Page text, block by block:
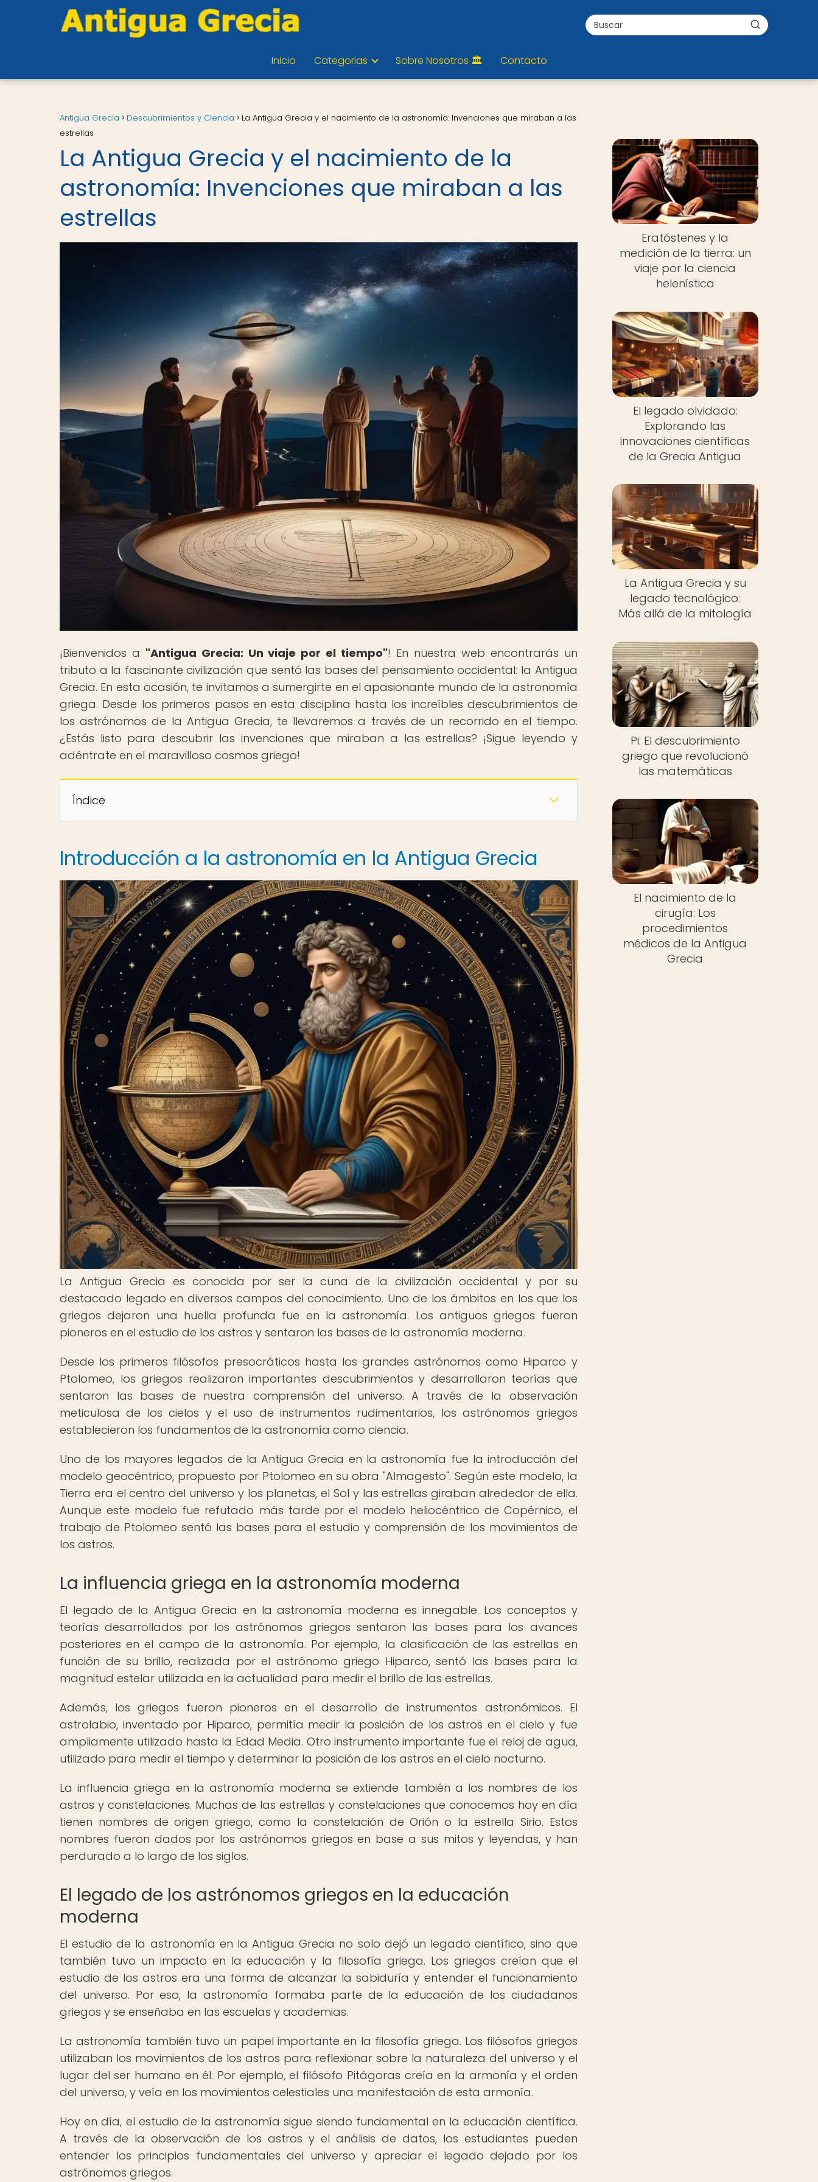
Inicio Categorias Sobre Nosotros 🏛️ Contacto
Antigua Grecia Descubrimientos y Ciencia
La Antigua Grecia y el nacimiento de la astronomía: Invenciones que miraban a las
estrellas
La Antigua Grecia y el nacimiento de la
astronomía: Invenciones que miraban a las
estrellas
¡Bienvenidos a "Antigua Grecia: Un viaje por el tiempo"! En nuestra web encontrarás un
tributo a la fascinante civilización que sentó las bases del pensamiento occidental: la Antigua
Grecia. En esta ocasión, te invitamos a sumergirte en el apasionante mundo de la astronomía
griega. Desde los primeros pasos en esta disciplina hasta los increíbles descubrimientos de
los astrónomos de la Antigua Grecia, te llevaremos a través de un recorrido en el tiempo.
¿Estás listo para descubrir las invenciones que miraban a las estrellas? ¡Sigue leyendo y
adéntrate en el maravilloso cosmos griego!
Índice
Introducción a la astronomía en la Antigua Grecia
La Antigua Grecia es conocida por ser la cuna de la civilización occidental y por su
destacado legado en diversos campos del conocimiento. Uno de los ámbitos en los que los
griegos dejaron una huella profunda fue en la astronomía. Los antiguos griegos fueron
pioneros en el estudio de los astros y sentaron las bases de la astronomía moderna.
Desde los primeros filósofos presocráticos hasta los grandes astrónomos como Hiparco y
Ptolomeo, los griegos realizaron importantes descubrimientos y desarrollaron teorías que
sentaron las bases de nuestra comprensión del universo. A través de la observación
meticulosa de los cielos y el uso de instrumentos rudimentarios, los astrónomos griegos
establecieron los fundamentos de la astronomía como ciencia.
Uno de los mayores legados de la Antigua Grecia en la astronomía fue la introducción del
modelo geocéntrico, propuesto por Ptolomeo en su obra "Almagesto". Según este modelo, la
Tierra era el centro del universo y los planetas, el Sol y las estrellas giraban alrededor de ella.
Aunque este modelo fue refutado más tarde por el modelo heliocéntrico de Copérnico, el
trabajo de Ptolomeo sentó las bases para el estudio y comprensión de los movimientos de
los astros.
La influencia griega en la astronomía moderna
El legado de la Antigua Grecia en la astronomía moderna es innegable. Los conceptos y
teorías desarrollados por los astrónomos griegos sentaron las bases para los avances
posteriores en el campo de la astronomía. Por ejemplo, la clasificación de las estrellas en
función de su brillo, realizada por el astrónomo griego Hiparco, sentó las bases para la
magnitud estelar utilizada en la actualidad para medir el brillo de las estrellas.
Además, los griegos fueron pioneros en el desarrollo de instrumentos astronómicos. El
astrolabio, inventado por Hiparco, permitía medir la posición de los astros en el cielo y fue
ampliamente utilizado hasta la Edad Media. Otro instrumento importante fue el reloj de agua,
utilizado para medir el tiempo y determinar la posición de los astros en el cielo nocturno.
La influencia griega en la astronomía moderna se extiende también a los nombres de los
astros y constelaciones. Muchas de las estrellas y constelaciones que conocemos hoy en día
tienen nombres de origen griego, como la constelación de Orión o la estrella Sirio. Estos
nombres fueron dados por los astrónomos griegos en base a sus mitos y leyendas, y han
perdurado a lo largo de los siglos.
El legado de los astrónomos griegos en la educación
moderna
El estudio de la astronomía en la Antigua Grecia no solo dejó un legado científico, sino que
también tuvo un impacto en la educación y la filosofía griega. Los griegos creían que el
estudio de los astros era una forma de alcanzar la sabiduría y entender el funcionamiento
del universo. Por eso, la astronomía formaba parte de la educación de los ciudadanos
griegos y se enseñaba en las escuelas y academias.
La astronomía también tuvo un papel importante en la filosofía griega. Los filósofos griegos
utilizaban los movimientos de los astros para reflexionar sobre la naturaleza del universo y el
lugar del ser humano en él. Por ejemplo, el filósofo Pitágoras creía en la armonía y el orden
del universo, y veía en los movimientos celestiales una manifestación de esta armonía.
Hoy en día, el estudio de la astronomía sigue siendo fundamental en la educación científica.
A través de la observación de los astros y el análisis de datos, los estudiantes pueden
entender los principios fundamentales del universo y apreciar el legado dejado por los
astrónomos griegos.
Eratóstenes y la
medición de la tierra: un
viaje por la ciencia
helenística
El legado olvidado:
Explorando las
innovaciones científicas
de la Grecia Antigua
La Antigua Grecia y su
legado tecnológico:
Más allá de la mitología
Pi: El descubrimiento
griego que revolucionó
las matemáticas
El nacimiento de la
cirugía: Los
procedimientos
médicos de la Antigua
Grecia